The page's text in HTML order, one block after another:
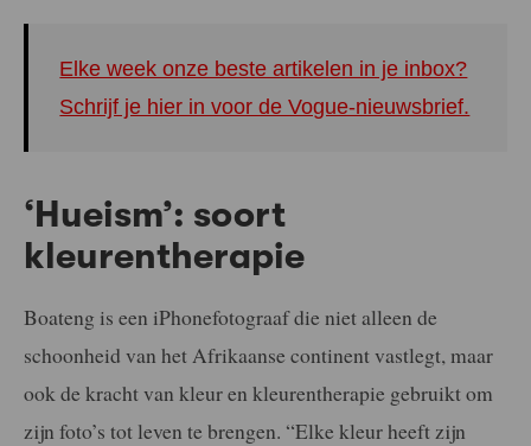
Elke week onze beste artikelen in je inbox?
Schrijf je hier in voor de Vogue-nieuwsbrief.
‘Hueism’: soort
kleurentherapie
Boateng is een iPhonefotograaf die niet alleen de
schoonheid van het Afrikaanse continent vastlegt, maar
ook de kracht van kleur en kleurentherapie gebruikt om
zijn foto’s tot leven te brengen. “Elke kleur heeft zijn